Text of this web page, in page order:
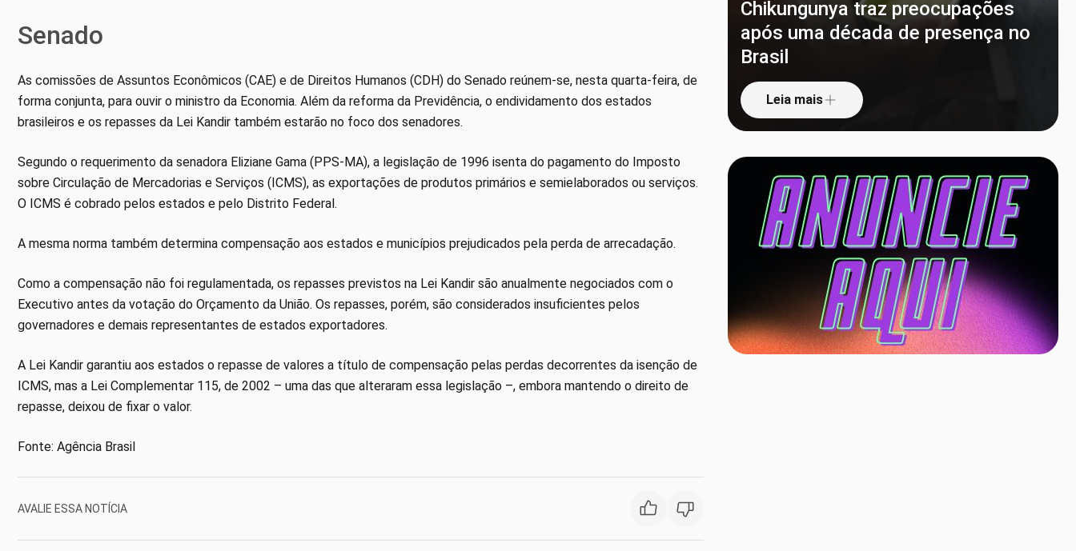
Senado
As comissões de Assuntos Econômicos (CAE) e de Direitos Humanos (CDH) do Senado reúnem-se, nesta quarta-feira, de
forma conjunta, para ouvir o ministro da Economia. Além da reforma da Previdência, o endividamento dos estados
brasileiros e os repasses da Lei Kandir também estarão no foco dos senadores.
Segundo o requerimento da senadora Eliziane Gama (PPS-MA), a legislação de 1996 isenta do pagamento do Imposto
sobre Circulação de Mercadorias e Serviços (ICMS), as exportações de produtos primários e semielaborados ou serviços.
O ICMS é cobrado pelos estados e pelo Distrito Federal.
A mesma norma também determina compensação aos estados e municípios prejudicados pela perda de arrecadação.
Como a compensação não foi regulamentada, os repasses previstos na Lei Kandir são anualmente negociados com o
Executivo antes da votação do Orçamento da União. Os repasses, porém, são considerados insuficientes pelos
governadores e demais representantes de estados exportadores.
A Lei Kandir garantiu aos estados o repasse de valores a título de compensação pelas perdas decorrentes da isenção de
ICMS, mas a Lei Complementar 115, de 2002 – uma das que alteraram essa legislação –, embora mantendo o direito de
repasse, deixou de fixar o valor.
Fonte: Agência Brasil
AVALIE ESSA NOTÍCIA
Chikungunya traz preocupações
após uma década de presença no
Brasil
Leia mais